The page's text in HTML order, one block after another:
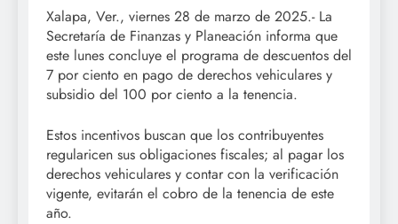
Xalapa, Ver., viernes 28 de marzo de 2025.- La
Secretaría de Finanzas y Planeación informa que
este lunes concluye el programa de descuentos del
7 por ciento en pago de derechos vehiculares y
subsidio del 100 por ciento a la tenencia.
Estos incentivos buscan que los contribuyentes
regularicen sus obligaciones fiscales; al pagar los
derechos vehiculares y contar con la verificación
vigente, evitarán el cobro de la tenencia de este
año.